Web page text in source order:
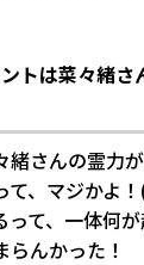
トは菜々緒
緒さんの霊力
て、マジかよ
て、一体何
んかった！